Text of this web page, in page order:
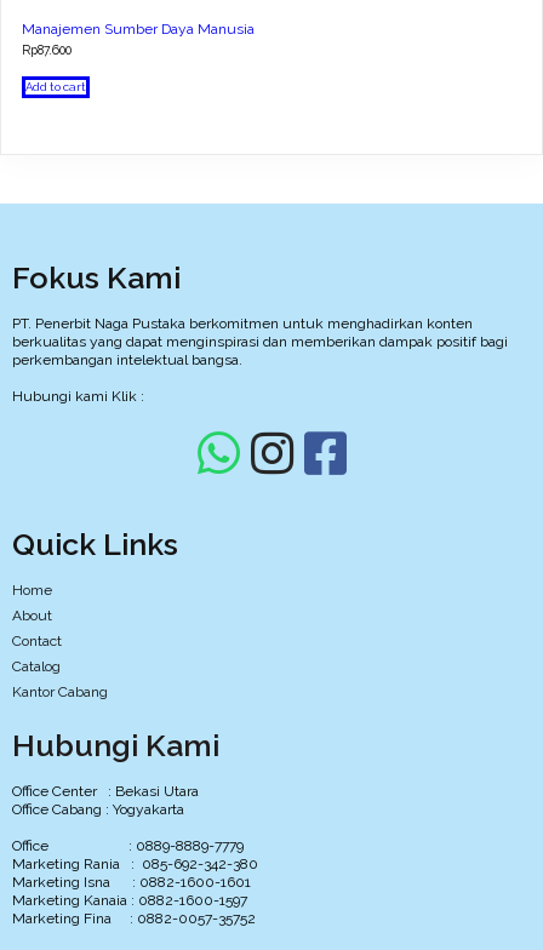
Manajemen Sumber Daya Manusia
Rp87.600
Add to cart
Fokus Kami
PT. Penerbit Naga Pustaka berkomitmen untuk menghadirkan konten
berkualitas yang dapat menginspirasi dan memberikan dampak positif bagi
perkembangan intelektual bangsa.
Hubungi kami Klik :
Quick Links
Home
About
Contact
Catalog
Kantor Cabang
Hubungi Kami
Office Center : Bekasi Utara
Office Cabang : Yogyakarta
Office : 0889-8889-7779
Marketing Rania : 085-692-342-380
Marketing Isna : 0882-1600-1601
Marketing Kanaia : 0882-1600-1597
Marketing Fina : 0882-0057-35752